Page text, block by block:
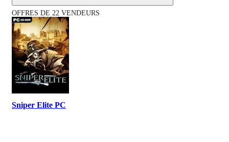
OFFRES DE 22 VENDEURS
Sniper Elite PC